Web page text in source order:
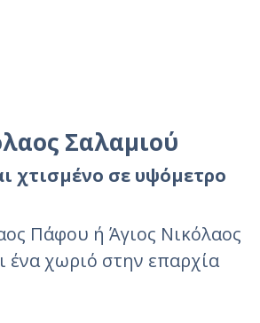
Σαλαμιού
χτισμένο σε υψόμετρο
Πάφου ή Άγιος Νικόλαος
ένα χωριό στην επαρχία